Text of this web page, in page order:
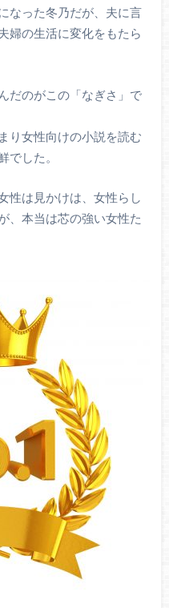
なった冬乃だが、夫に言
婦の生活に変化をもたら
だのがこの「なぎさ」で
り女性向けの小説を読む
でした。
性は見かけは、女性らし
、本当は芯の強い女性た